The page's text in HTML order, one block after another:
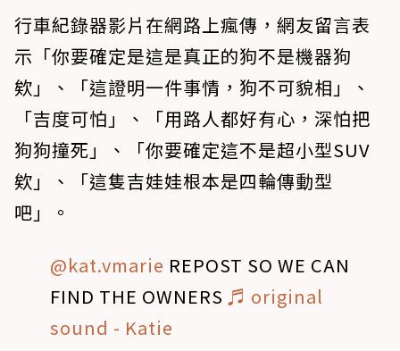
行車紀錄器影片在網路上瘋傳，網友留言表
示「你要確定是這是真正的狗不是機器狗
欸」、「這證明一件事情，狗不可貌相」、
「吉度可怕」、「用路人都好有心，深怕把
狗狗撞死」、「你要確定這不是超小型SUV
欸」、「這隻吉娃娃根本是四輪傳動型
吧」。
@kat.vmarie REPOST SO WE CAN
FIND THE OWNERS ♬ original
sound - Katie